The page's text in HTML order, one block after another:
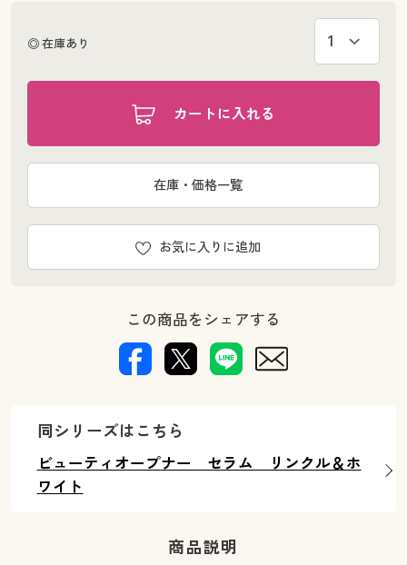
◎ 在庫あり
カートに入れる
お気に入りに追加
在庫・価格一覧
この商品をシェアする
同シリーズはこちら
ビューティオープナー セラム リンクル＆ホ
ワイト
商品説明